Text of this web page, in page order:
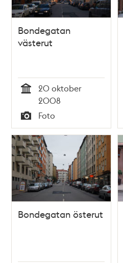
Bondegatan
västerut
20 oktober
2008
Typ
Foto
Bondegatan österut